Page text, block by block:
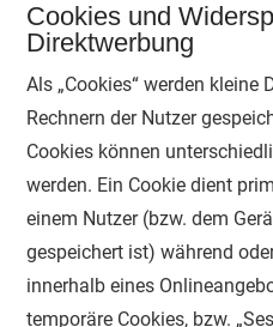
Cookies und
Direktwerbung
Als „Cookies“ werden kleine
Rechnern der Nutzer
Cookies können
werden. Ein Cookie dient
einem Nutzer (bzw. dem
gespeichert ist) während
innerhalb eines
temporäre Cookies, bzw.